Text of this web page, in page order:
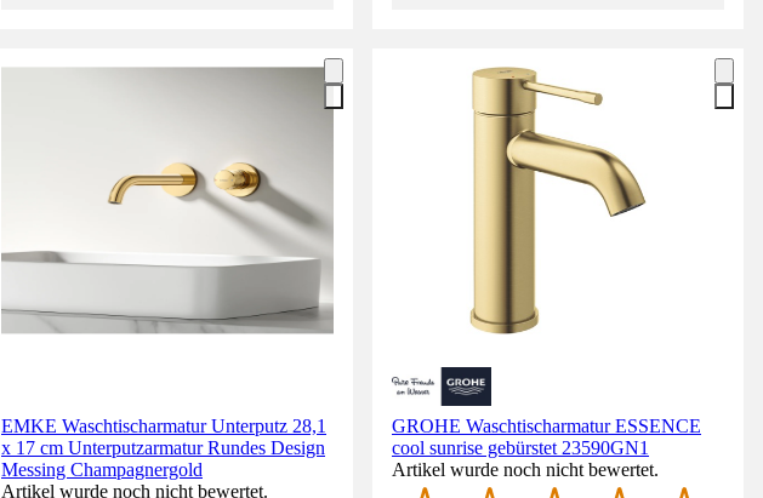
EMKE Waschtischarmatur Unterputz 28,1
x 17 cm Unterputzarmatur Rundes Design
Messing Champagnergold
Artikel wurde noch nicht bewertet.
GROHE Waschtischarmatur ESSENCE
cool sunrise gebürstet 23590GN1
Artikel wurde noch nicht bewertet.